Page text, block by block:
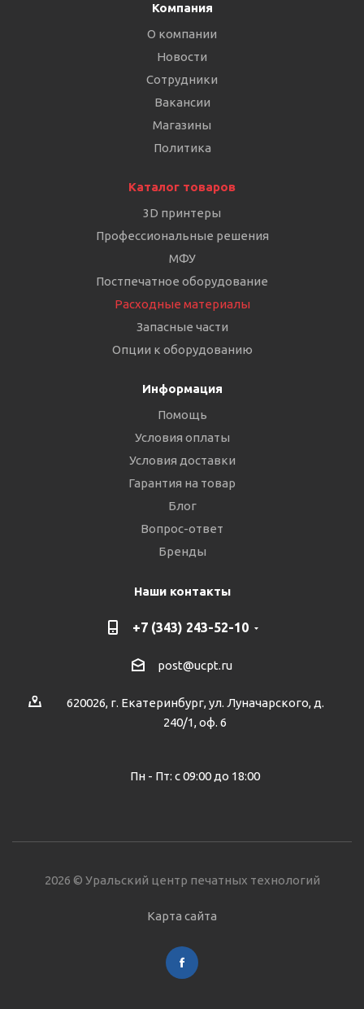
Компания
О компании
Новости
Сотрудники
Вакансии
Магазины
Политика
Каталог товаров
3D принтеры
Профессиональные решения
МФУ
Постпечатное оборудование
Расходные материалы
Запасные части
Опции к оборудованию
Информация
Помощь
Условия оплаты
Условия доставки
Гарантия на товар
Блог
Вопрос-ответ
Бренды
Наши контакты
+7 (343) 243-52-10
post@ucpt.ru
620026, г. Екатеринбург, ул. Луначарского, д.
240/1, оф. 6
Пн - Пт: с 09:00 до 18:00
2026 © Уральский центр печатных технологий
Карта сайта